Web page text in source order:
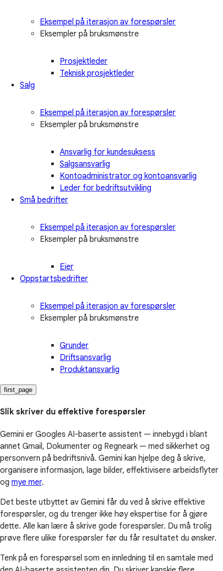
Eksempel på iterasjon av forespørsler
Eksempler på bruksmønstre
Prosjektleder
Teknisk prosjektleder
Salg
Eksempel på iterasjon av forespørsler
Eksempler på bruksmønstre
Ansvarlig for kundesuksess
Salgsansvarlig
Kontoadministrator og kontoansvarlig
Leder for bedriftsutvikling
Små bedrifter
Eksempel på iterasjon av forespørsler
Eksempler på bruksmønstre
Eier
Oppstartsbedrifter
Eksempel på iterasjon av forespørsler
Eksempler på bruksmønstre
Grunder
Driftsansvarlig
Produktansvarlig
first_page
Slik skriver du effektive forespørsler
Gemini er Googles AI-baserte assistent — innebygd i blant
annet Gmail, Dokumenter og Regneark — med sikkerhet og
personvern på bedriftsnivå. Gemini kan hjelpe deg å skrive,
organisere informasjon, lage bilder, effektivisere arbeidsflyter
og mye mer.
Det beste utbyttet av Gemini får du ved å skrive effektive
forespørsler, og du trenger ikke høy ekspertise for å gjøre
dette. Alle kan lære å skrive gode forespørsler. Du må trolig
prøve flere ulike forespørsler før du får resultatet du ønsker.
Tenk på en forespørsel som en innledning til en samtale med